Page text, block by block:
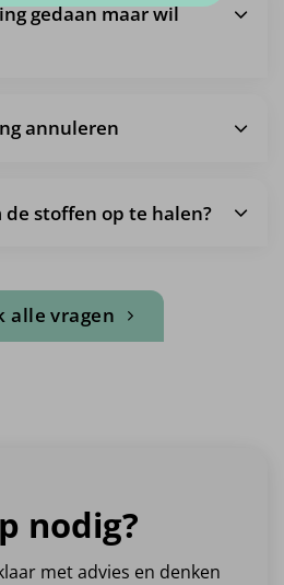
gedaan maar wil
annuleren
stoffen op te halen?
alle vragen
nodig?
met advies en denken